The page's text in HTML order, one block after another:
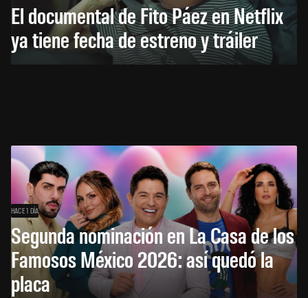
El documental de Fito Páez en Netflix
ya tiene fecha de estreno y tráiler
HACE 1 DÍA
Segunda nominación en La Casa de los
Famosos México 2026: así quedó la
placa